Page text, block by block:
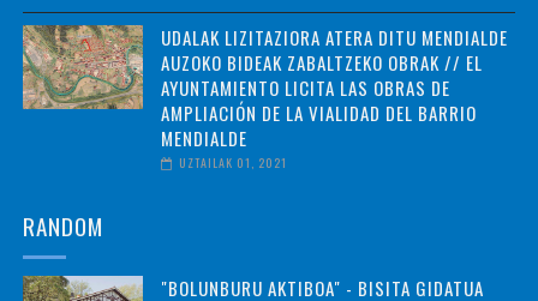
UDALAK LIZITAZIORA ATERA DITU MENDIALDE
AUZOKO BIDEAK ZABALTZEKO OBRAK // EL
AYUNTAMIENTO LICITA LAS OBRAS DE
AMPLIACIÓN DE LA VIALIDAD DEL BARRIO
MENDIALDE
UZTAILAK 01, 2021
RANDOM
"BOLUNBURU AKTIBOA" - BISITA GIDATUA